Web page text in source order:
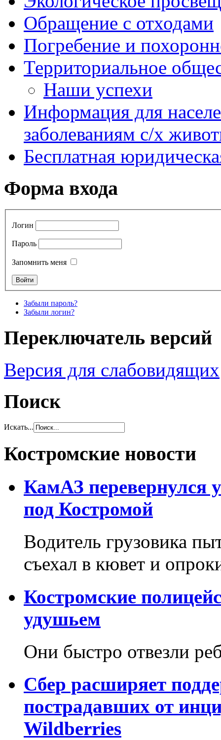
Обращение с отходами
Погребение и
Территориальное
Наши успехи
Информация для
заболеваниям с/х
Бесплатная
Форма входа
Логин
Пароль
Запомнить меня
Забыли пароль?
Забыли логин?
Переключатель версий
Версия для слабовидящих
Поиск
Искать...
Костромские новости
КамАЗ перевернулся
под Костромой
Водитель грузовика
съехал в кювет и
Костромские
удушьем
Они быстро отвезли
Сбер расширяет
пострадавших от
Wildberries